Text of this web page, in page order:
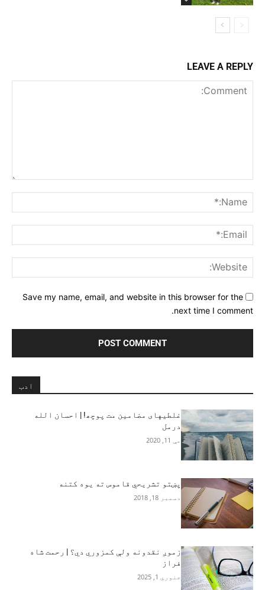
LEAVE A REPLY
Save my name, email, and website in this browser for the
next time I comment.
ادب
غلطیهای مضامین مت پوچھ! | احسان الله
درمل
مې 11, 2020
پښتو تشريحي قاموس ته یوه کتنه‎
دسمبر 18, 2018
زموږ نقدونه ولې کمزوري دي؟ | رحمت شاه
فراز
جنوري 1, 2025